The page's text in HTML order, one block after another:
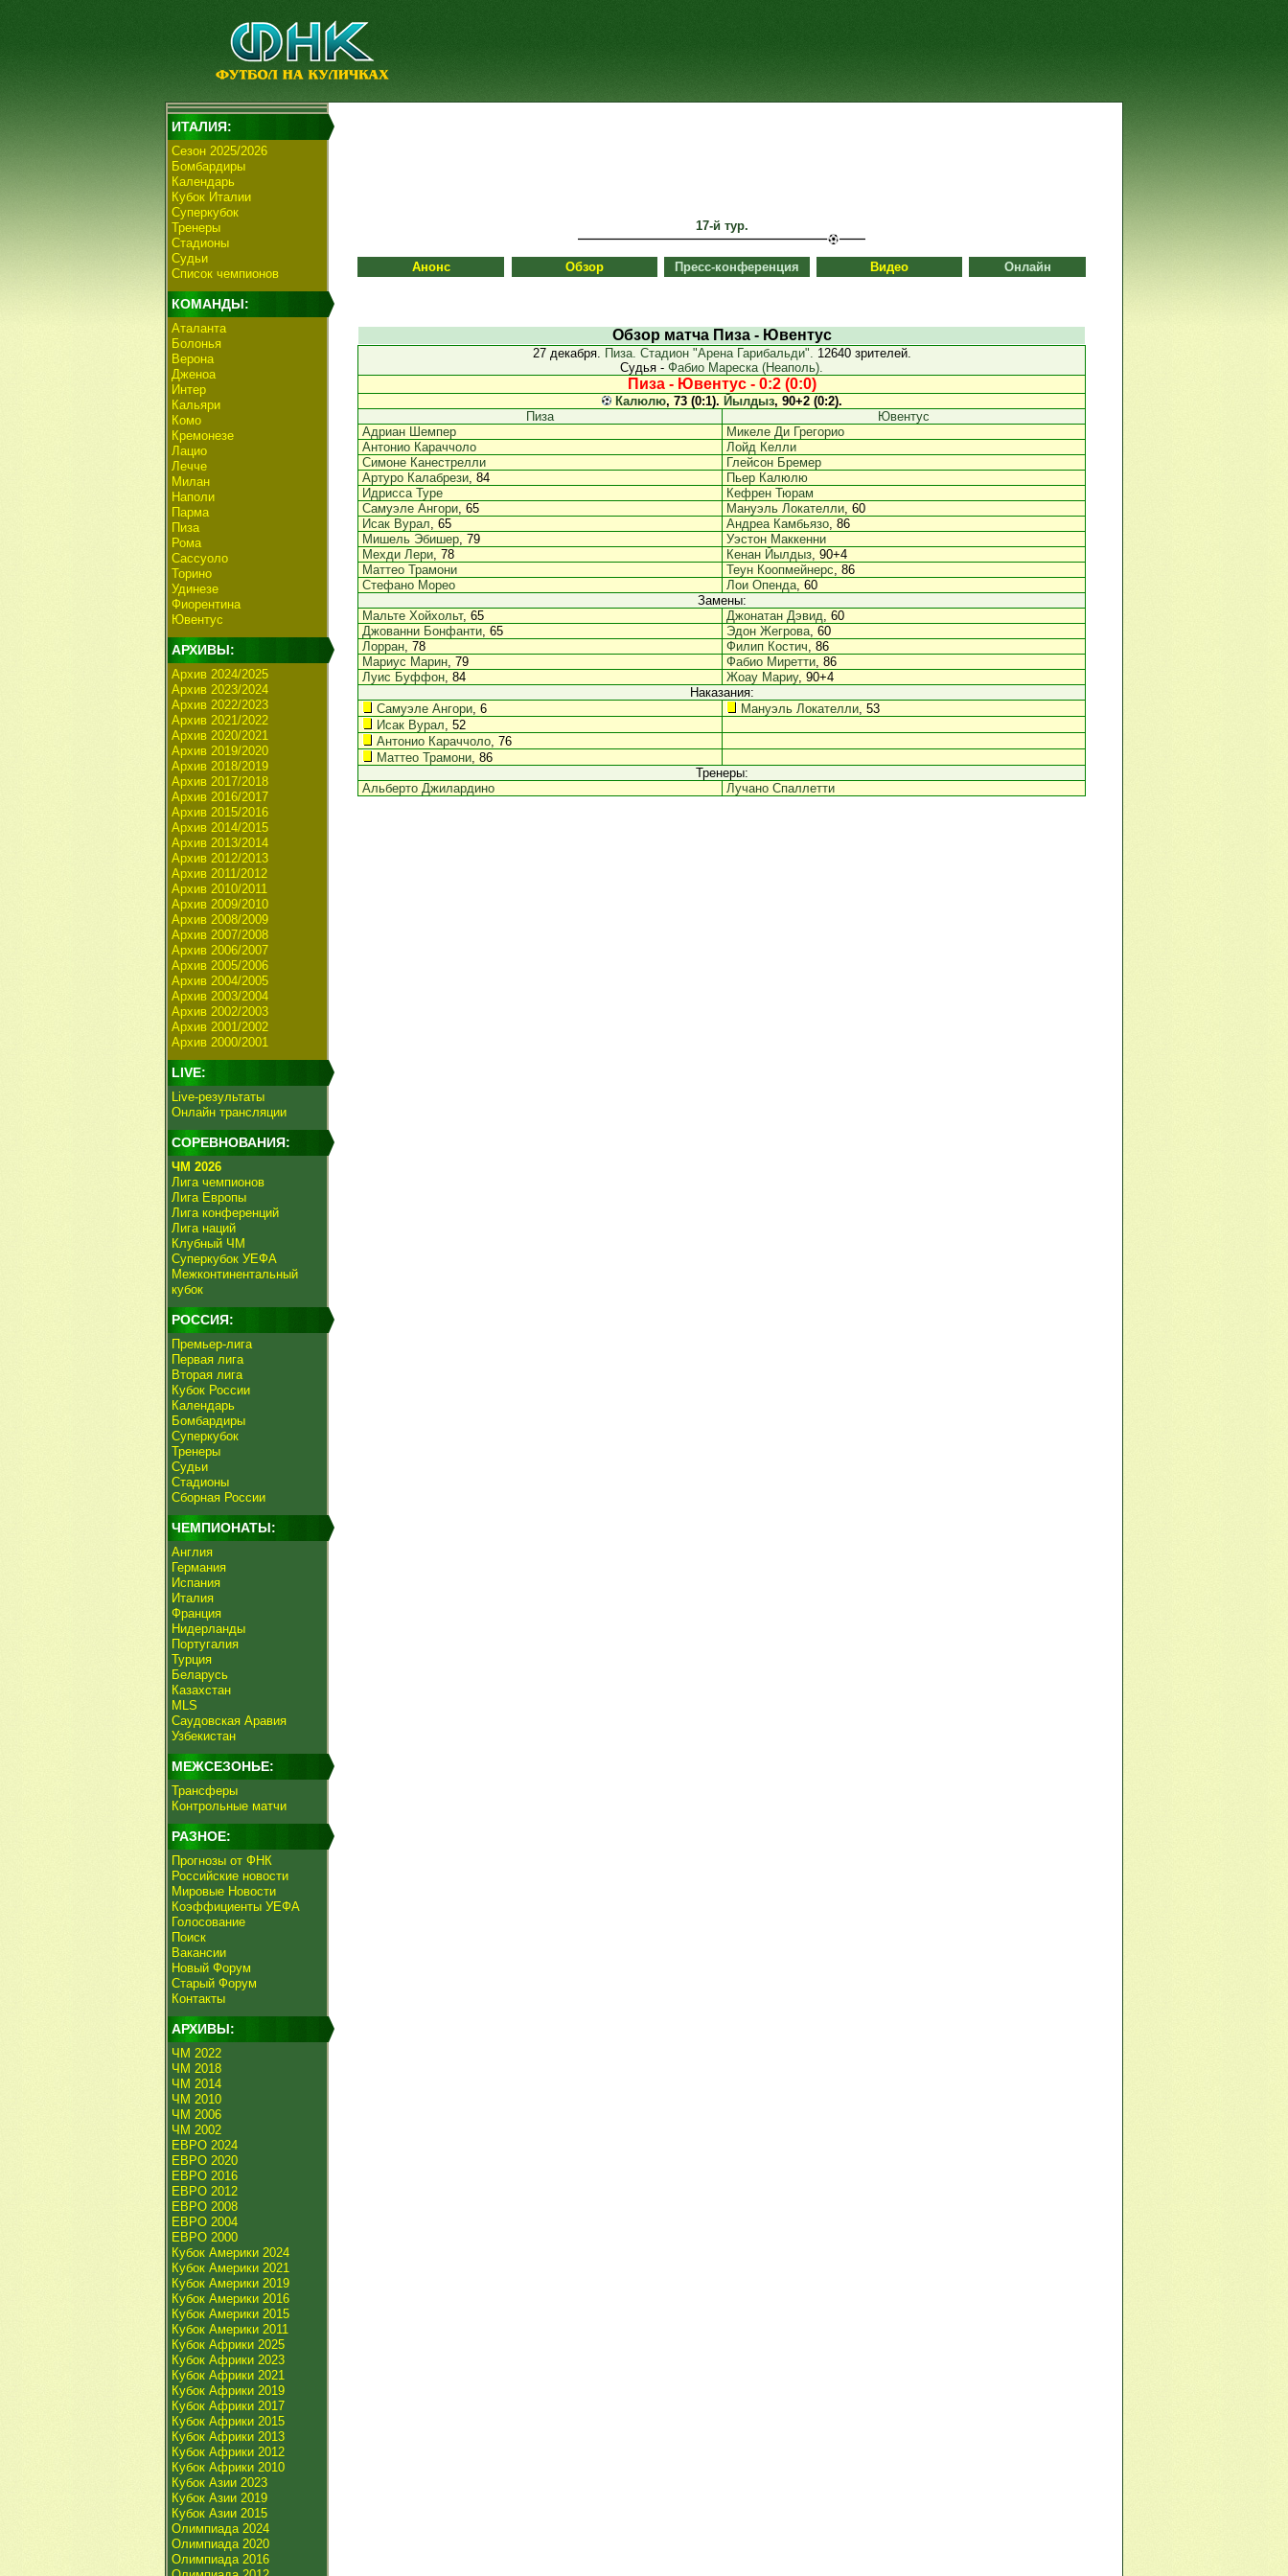
ИТАЛИЯ:
Сезон 2025/2026
Бомбардиры
Календарь
Кубок Италии
Суперкубок
Тренеры
Стадионы
Судьи
Список чемпионов
КОМАНДЫ:
Аталанта
Болонья
Верона
Дженоа
Интер
Кальяри
Комо
Кремонезе
Лацио
Лечче
Милан
Наполи
Парма
Пиза
Рома
Сассуоло
Торино
Удинезе
Фиорентина
Ювентус
АРХИВЫ:
Архив 2024/2025
Архив 2023/2024
Архив 2022/2023
Архив 2021/2022
Архив 2020/2021
Архив 2019/2020
Архив 2018/2019
Архив 2017/2018
Архив 2016/2017
Архив 2015/2016
Архив 2014/2015
Архив 2013/2014
Архив 2012/2013
Архив 2011/2012
Архив 2010/2011
Архив 2009/2010
Архив 2008/2009
Архив 2007/2008
Архив 2006/2007
Архив 2005/2006
Архив 2004/2005
Архив 2003/2004
Архив 2002/2003
Архив 2001/2002
Архив 2000/2001
LIVE:
Live-результаты
Онлайн трансляции
СОРЕВНОВАНИЯ:
ЧМ 2026
Лига чемпионов
Лига Европы
Лига конференций
Лига наций
Клубный ЧМ
Суперкубок УЕФА
Межконтинентальный
кубок
РОССИЯ:
Премьер-лига
Первая лига
Вторая лига
Кубок России
Календарь
Бомбардиры
Суперкубок
Тренеры
Судьи
Стадионы
Сборная России
ЧЕМПИОНАТЫ:
Англия
Германия
Испания
Италия
Франция
Нидерланды
Португалия
Турция
Беларусь
Казахстан
MLS
Саудовская Аравия
Узбекистан
МЕЖСЕЗОНЬЕ:
Трансферы
Контрольные матчи
РАЗНОЕ:
Прогнозы от ФНК
Российские новости
Мировые Новости
Коэффициенты УЕФА
Голосование
Поиск
Вакансии
Новый Форум
Старый Форум
Контакты
АРХИВЫ:
ЧМ 2022
ЧМ 2018
ЧМ 2014
ЧМ 2010
ЧМ 2006
ЧМ 2002
ЕВРО 2024
ЕВРО 2020
ЕВРО 2016
ЕВРО 2012
ЕВРО 2008
ЕВРО 2004
ЕВРО 2000
Кубок Америки 2024
Кубок Америки 2021
Кубок Америки 2019
Кубок Америки 2016
Кубок Америки 2015
Кубок Америки 2011
Кубок Африки 2025
Кубок Африки 2023
Кубок Африки 2021
Кубок Африки 2019
Кубок Африки 2017
Кубок Африки 2015
Кубок Африки 2013
Кубок Африки 2012
Кубок Африки 2010
Кубок Азии 2023
Кубок Азии 2019
Кубок Азии 2015
Олимпиада 2024
Олимпиада 2020
Олимпиада 2016
17-й тур.
Анонс Обзор Пресс-конференция Видео Онлайн
Обзор матча Пиза - Ювентус
27 декабря. Пиза. Стадион "Арена Гарибальди". 12640 зрителей.
Судья - Фабио Мареска (Неаполь).
Пиза - Ювентус - 0:2 (0:0)
Калюлю, 73 (0:1). Йылдыз, 90+2 (0:2).
Пиза
Ювентус
Адриан Шемпер
Микеле Ди Грегорио
Антонио Караччоло
Лойд Келли
Симоне Канестрелли
Глейсон Бремер
Артуро Калабрези, 84
Пьер Калюлю
Идрисса Туре
Кефрен Тюрам
Самуэле Ангори, 65 Мануэль Локателли, 60
Исак Вурал, 65 Андреа Камбьязо, 86
Мишель Эбишер, 79
Уэстон Маккенни
Мехди Лери, 78 Кенан Йылдыз, 90+4
Маттео Трамони
Теун Коопмейнерс, 86
Стефано Морео
Лои Опенда, 60
Замены:
Мальте Хойхольт, 65 Джонатан Дэвид, 60
Джованни Бонфанти, 65 Эдон Жегрова, 60
Лорран, 78 Филип Костич, 86
Мариус Марин, 79 Фабио Миретти, 86
Луис Буффон, 84 Жоау Мариу, 90+4
Наказания:
Самуэле Ангори, 6 Мануэль Локателли, 53
Исак Вурал, 52
Антонио Караччоло, 76
Маттео Трамони, 86
Тренеры:
Альберто Джилардино
Лучано Спаллетти